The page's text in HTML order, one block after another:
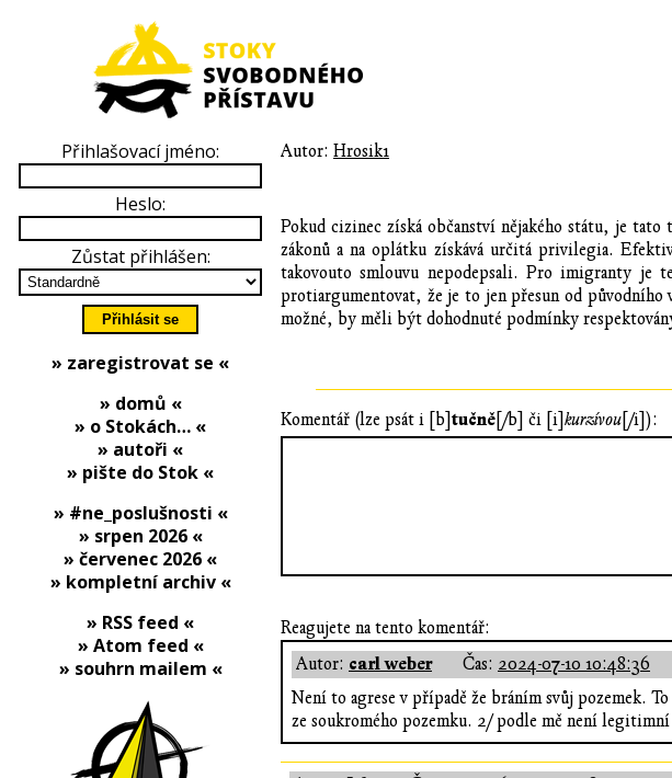
Autor: Hrosik1
Pokud cizinec získá občanství nějakého státu, je tato
zákonů a na oplátku získává určitá privilegia.
takovouto smlouvu nepodepsali. Pro imigranty je
protiargumentovat, že je to jen přesun od
možné, by měli být dohodnuté podmínky
Komentář (lze psát i [b] tučně [/b] či [i] kurzívou [/i]):
Reagujete na tento komentář:
Autor: carl weber Čas: 2024-07-10 10:48:36
Není to agrese v případě že bráním svůj pozemek.
ze soukromého pozemku. 2/ podle mě není
Přihlašovací jméno:
Heslo:
Zůstat přihlášen:
» zaregistrovat se «
» domů «
» o Stokách… «
» autoři «
» pište do Stok «
» #ne_poslušnosti «
» srpen 2026 «
» červenec 2026 «
» kompletní archiv «
» RSS feed «
» Atom feed «
» souhrn mailem «